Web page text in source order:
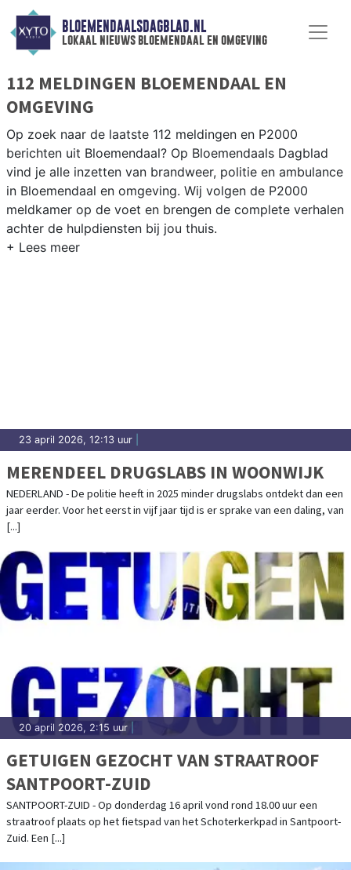
BLOEMENDAALSDAGBLAD.NL
lokaal nieuws bloemendaal en omgeving
112 MELDINGEN BLOEMENDAAL EN
OMGEVING
Op zoek naar de laatste 112 meldingen en P2000
berichten uit Bloemendaal? Op Bloemendaals Dagblad
vind je alle inzetten van brandweer, politie en ambulance
in Bloemendaal en omgeving. Wij volgen de P2000
meldkamer op de voet en brengen de complete verhalen
achter de hulpdiensten bij jou thuis.
23 april 2026, 12:13 uur
MERENDEEL DRUGSLABS IN WOONWIJK
NEDERLAND - De politie heeft in 2025 minder drugslabs ontdekt dan een
jaar eerder. Voor het eerst in vijf jaar tijd is er sprake van een daling, van
[...]
20 april 2026, 2:15 uur
GETUIGEN GEZOCHT VAN STRAATROOF
SANTPOORT-ZUID
SANTPOORT-ZUID - Op donderdag 16 april vond rond 18.00 uur een
straatroof plaats op het fietspad van het Schoterkerkpad in Santpoort-
Zuid. Een [...]